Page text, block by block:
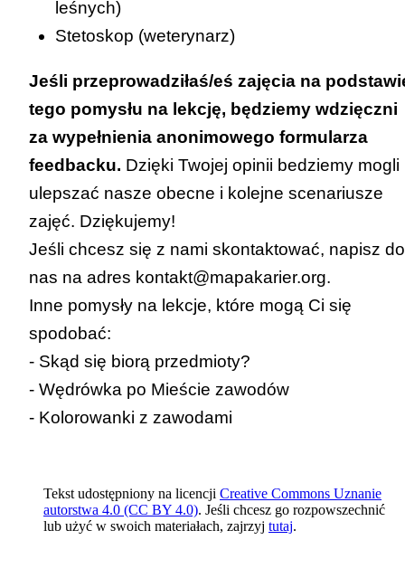
leśnych)
Stetoskop (weterynarz)
Jeśli przeprowadziłaś/eś zajęcia na
tego pomysłu na lekcję, będziemy wdzięczni
za wypełnienia anonimowego formularza
feedbacku. Dzięki Twojej opinii bedziemy mogli
ulepszać nasze obecne i kolejne scenariusze
zajęć. Dziękujemy!
Jeśli chcesz się z nami skontaktować, napisz do
nas na adres kontakt@mapakarier.org.
Inne pomysły na lekcje, które mogą Ci się
spodobać:
- Skąd się biorą przedmioty?
- Wędrówka po Mieście zawodów
- Kolorowanki z zawodami
Tekst udostępniony na licencji Creative Commons Uznanie
autorstwa 4.0 (CC BY 4.0). Jeśli chcesz go rozpowszechnić
lub użyć w swoich materiałach, zajrzyj tutaj.